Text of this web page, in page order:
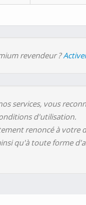
revendeur ?
services, vous
d'utilisation.
renoncé à votre
qu'à toute forme